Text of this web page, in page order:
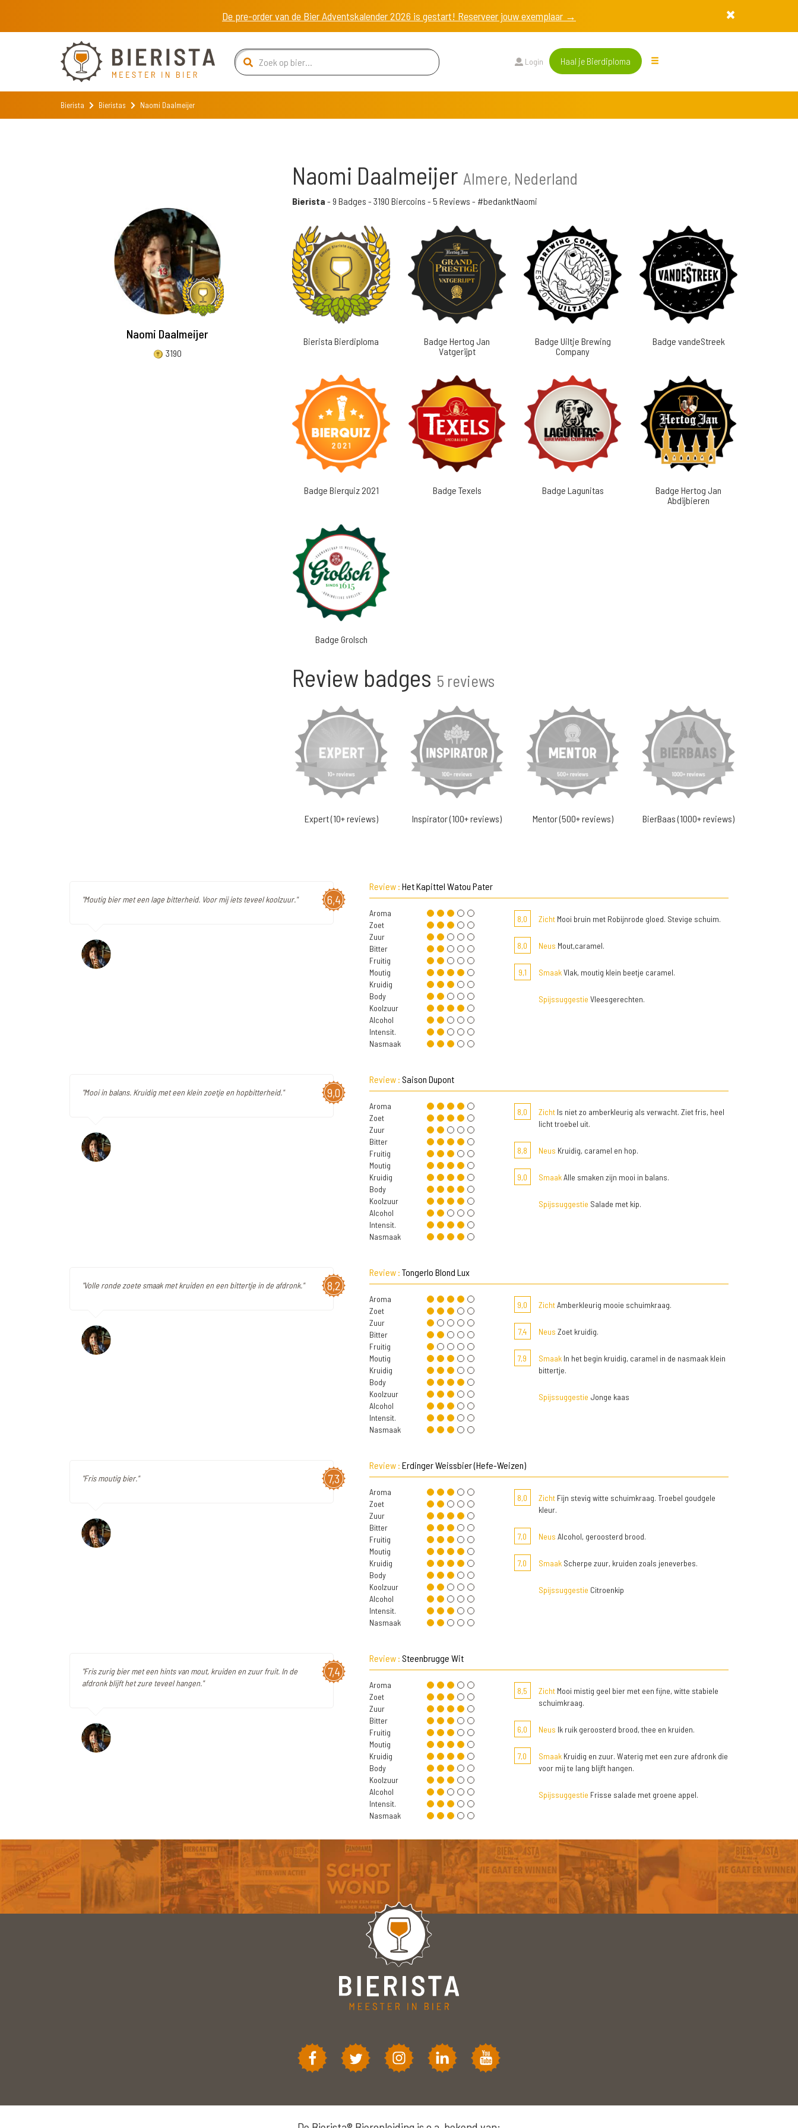
De pre-order van de Bier Adventskalender 2026 is gestart! Reserveer jouw exemplaar →
Login Haal je Bierdiploma
Bierista Bieristas Naomi Daalmeijer
Naomi Daalmeijer
3190
Naomi Daalmeijer Almere, Nederland
Bierista - 9 Badges - 3190 Biercoins - 5 Reviews - #bedanktNaomi
Bierista Bierdiploma
Badge Hertog Jan
Vatgerijpt
Badge Uiltje Brewing
Company
Badge vandeStreek
Badge Bierquiz 2021 Badge Texels Badge Lagunitas
Badge Hertog Jan
Abdijbieren
Badge Grolsch
Review badges 5 reviews
Expert (10+ reviews) Inspirator (100+ reviews) Mentor (500+ reviews) BierBaas (1000+ reviews)
6,4
"Moutig bier met een lage bitterheid. Voor mij iets teveel koolzuur."
Review : Het Kapittel Watou Pater
Aroma
Zoet
Zuur
Bitter
Fruitig
Moutig
Kruidig
Body
Koolzuur
Alcohol
Intensit.
Nasmaak
8,0 ZichtMooi bruin met Robijnrode gloed. Stevige schuim.
8,0 Neus Mout,caramel.
9,1 SmaakVlak, moutig klein beetje caramel.
Spijssuggestie Vleesgerechten.
9,0
"Mooi in balans. Kruidig met een klein zoetje en hopbitterheid."
Review : Saison Dupont
Aroma
Zoet
Zuur
Bitter
Fruitig
Moutig
Kruidig
Body
Koolzuur
Alcohol
Intensit.
Nasmaak
8,0 ZichtIs niet zo amberkleurig als verwacht. Ziet fris, heel
licht troebel uit.
8,8 Neus Kruidig, caramel en hop.
9,0 SmaakAlle smaken zijn mooi in balans.
Spijssuggestie Salade met kip.
8,2
"Volle ronde zoete smaak met kruiden en een bittertje in de afdronk."
Review : Tongerlo Blond Lux
Aroma
Zoet
Zuur
Bitter
Fruitig
Moutig
Kruidig
Body
Koolzuur
Alcohol
Intensit.
Nasmaak
9,0 ZichtAmberkleurig mooie schuimkraag.
7,4 Neus Zoet kruidig.
7,9 SmaakIn het begin kruidig, caramel in de nasmaak klein
bittertje.
Spijssuggestie Jonge kaas
7,3
"Fris moutig bier."
Review : Erdinger Weissbier (Hefe-Weizen)
Aroma
Zoet
Zuur
Bitter
Fruitig
Moutig
Kruidig
Body
Koolzuur
Alcohol
Intensit.
Nasmaak
8,0 ZichtFijn stevig witte schuimkraag. Troebel goudgele
kleur.
7,0 Neus Alcohol, geroosterd brood.
7,0 SmaakScherpe zuur, kruiden zoals jeneverbes.
Spijssuggestie Citroenkip
7,4
"Fris zurig bier met een hints van mout, kruiden en zuur fruit. In de
afdronk blijft het zure teveel hangen."
Review : Steenbrugge Wit
Aroma
Zoet
Zuur
Bitter
Fruitig
Moutig
Kruidig
Body
Koolzuur
Alcohol
Intensit.
Nasmaak
8,5 ZichtMooi mistig geel bier met een fijne, witte stabiele
schuimkraag.
6,0 Neus Ik ruik geroosterd brood, thee en kruiden.
7,0 SmaakKruidig en zuur. Waterig met een zure afdronk die
voor mij te lang blijft hangen.
Spijssuggestie Frisse salade met groene appel.